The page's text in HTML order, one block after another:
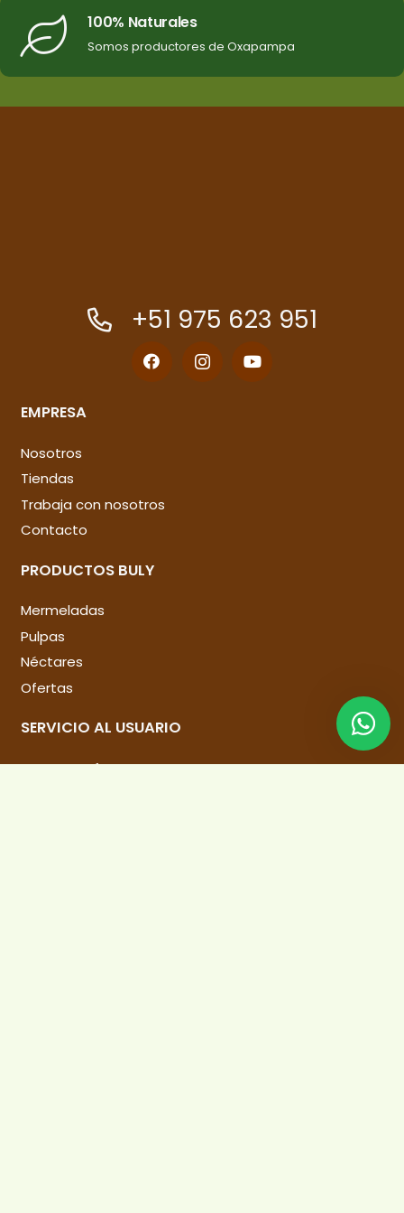
100% Naturales
Somos productores de Oxapampa
+51 975 623 951
EMPRESA
Nosotros
Tiendas
Trabaja con nosotros
Contacto
PRODUCTOS BULY
Mermeladas
Pulpas
Néctares
Ofertas
SERVICIO AL USUARIO
Preguntas frecuentes